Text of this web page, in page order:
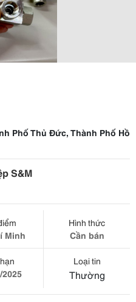
Phố Thủ Đức, Thành Phố Hồ
S&M
Minh
Hình thức
Cần bán
2025
Loại tin
Thường